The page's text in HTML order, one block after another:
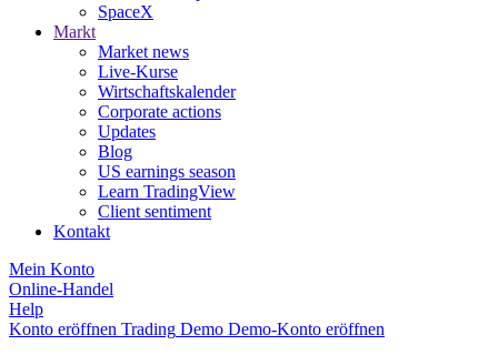
SpaceX
Markt
Market news
Live-Kurse
Wirtschaftskalender
Corporate actions
Updates
Blog
US earnings season
Learn TradingView
Client sentiment
Kontakt
Mein Konto
Online-Handel
Help
Konto eröffnen Trading Demo Demo-Konto eröffnen